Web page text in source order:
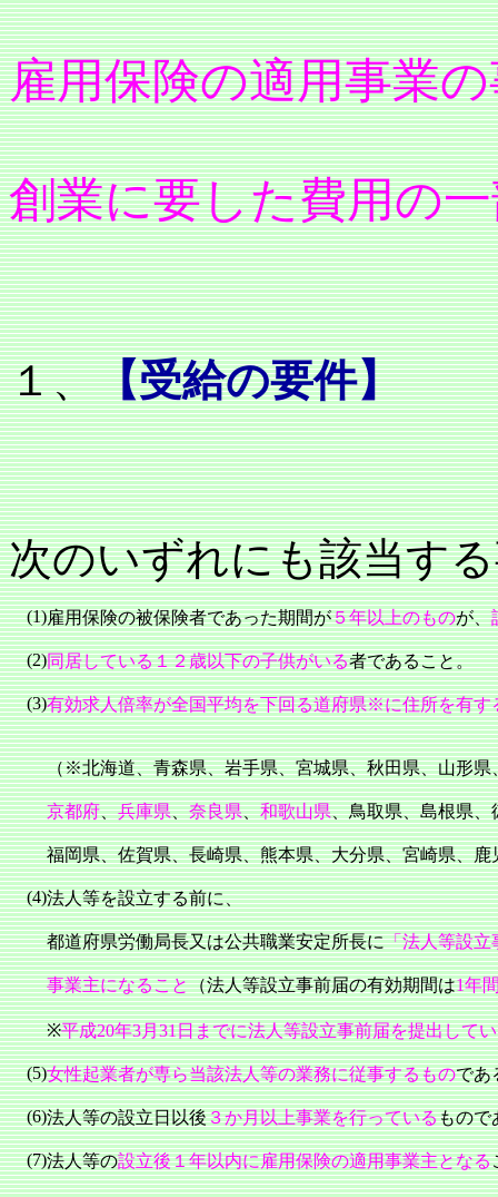
雇用保険の適用事業
創業に要した費用の
１、【受給の要件】
次のいずれにも該当す
(1)雇用保険の被保険者であった期間が５年以上のものが、
(2)同居している１２歳以下の子供がいる者であること。
(3)有効求人倍率が全国平均を下回る道府県※に住所を有す
（※北海道、青森県、岩手県、宮城県、秋田県、山形
京都府、兵庫県、奈良県、和歌山県、鳥取県、島根県、
福岡県、佐賀県、長崎県、熊本県、大分県、宮崎県、鹿
(4)法人等を設立する前に、
都道府県労働局長又は公共職業安定所長に「法人等設立
事業主になること（法人等設立事前届の有効期間は1年
※平成20年3月31日までに法人等設立事前届を提出して
(5)女性起業者が専ら当該法人等の業務に従事するものであ
(6)法人等の設立日以後３か月以上事業を行っているもので
(7)法人等の設立後１年以内に雇用保険の適用事業主となる